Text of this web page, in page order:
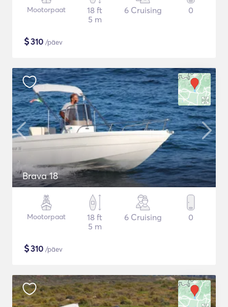
Mootorpaat
18 ft
5 m
6 Cruising 0
$310 /päev
Brava 18
Mootorpaat
18 ft
5 m
6 Cruising 0
$310 /päev